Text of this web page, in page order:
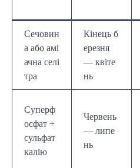
Сечовин
а або амі
ачна селі
тра
Кінець б
ерезня
— квіте
нь
Суперф
осфат +
сульфат
калію
Червень
— липе
нь